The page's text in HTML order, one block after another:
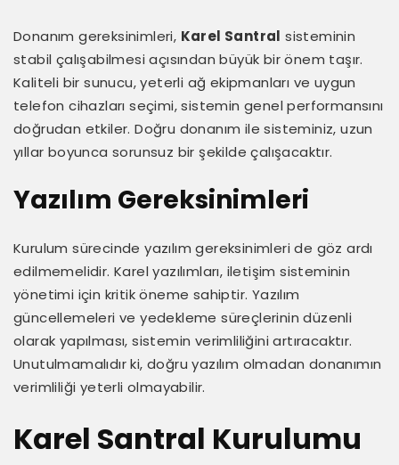
Donanım gereksinimleri, Karel Santral sisteminin
stabil çalışabilmesi açısından büyük bir önem taşır.
Kaliteli bir sunucu, yeterli ağ ekipmanları ve uygun
telefon cihazları seçimi, sistemin genel performansını
doğrudan etkiler. Doğru donanım ile sisteminiz, uzun
yıllar boyunca sorunsuz bir şekilde çalışacaktır.
Yazılım Gereksinimleri
Kurulum sürecinde yazılım gereksinimleri de göz ardı
edilmemelidir. Karel yazılımları, iletişim sisteminin
yönetimi için kritik öneme sahiptir. Yazılım
güncellemeleri ve yedekleme süreçlerinin düzenli
olarak yapılması, sistemin verimliliğini artıracaktır.
Unutulmamalıdır ki, doğru yazılım olmadan donanımın
verimliliği yeterli olmayabilir.
Karel Santral Kurulumu